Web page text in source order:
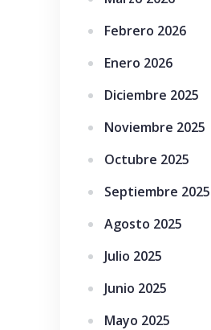
Febrero 2026
Enero 2026
Diciembre 2025
Noviembre 2025
Octubre 2025
Septiembre 2025
Agosto 2025
Julio 2025
Junio 2025
Mayo 2025